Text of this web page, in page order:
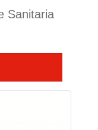
Sanitaria